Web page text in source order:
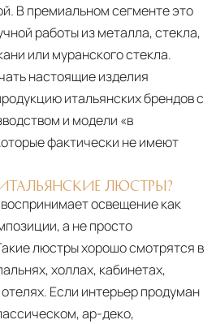
В премиальном сегменте это
работы из металла, стекла,
или муранского стекла.
настоящие изделия
итальянских брендов с
и модели «в
фактически не имеют
ЛЮСТРЫ?
освещение как
а не просто
люстры хорошо смотрятся в
холлах, кабинетах,
Если интерьер продуман
ар-деко,